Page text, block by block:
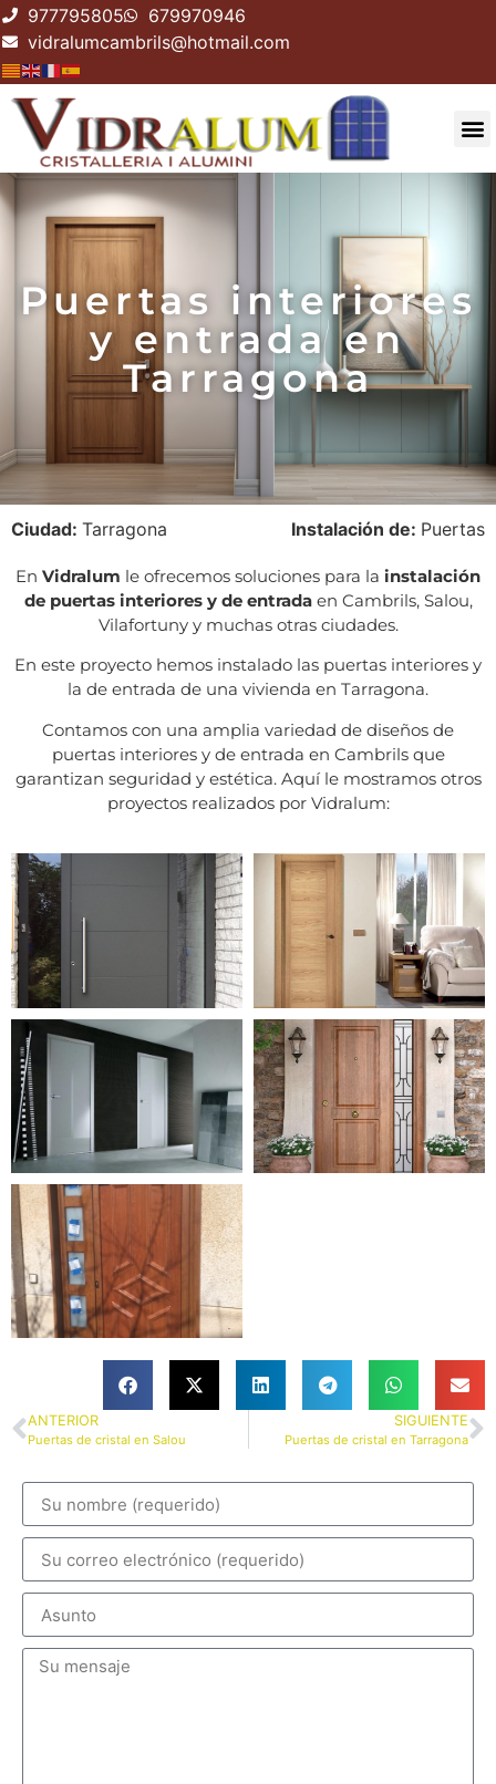
977795805
679970946
vidralumcambrils@hotmail.com
Puertas interiores
y entrada en
Tarragona
Ciudad: Tarragona Instalación de: Puertas
En Vidralum le ofrecemos soluciones para la instalación
de puertas interiores y de entradaen Cambrils, Salou,
Vilafortuny y muchas otras ciudades.
En este proyecto hemos instalado las puertas interiores y
la de entrada de una vivienda en Tarragona.
Contamos con una amplia variedad de diseños de
puertas interiores y de entrada en Cambrils que
garantizan seguridad y estética. Aquí le mostramos otros
proyectos realizados por Vidralum:
ANTERIOR
Puertas de cristal en Salou
SIGUIENTE
Puertas de cristal en Tarragona